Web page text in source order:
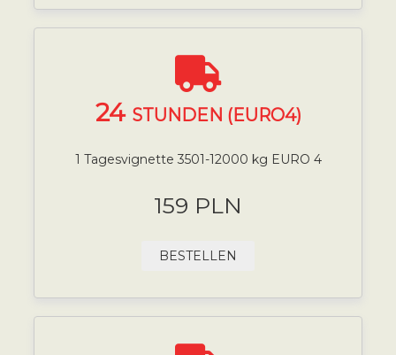
24 STUNDEN (EURO4)
1 Tagesvignette 3501-12000 kg EURO 4
159 PLN
BESTELLEN